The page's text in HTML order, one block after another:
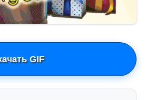
GIF